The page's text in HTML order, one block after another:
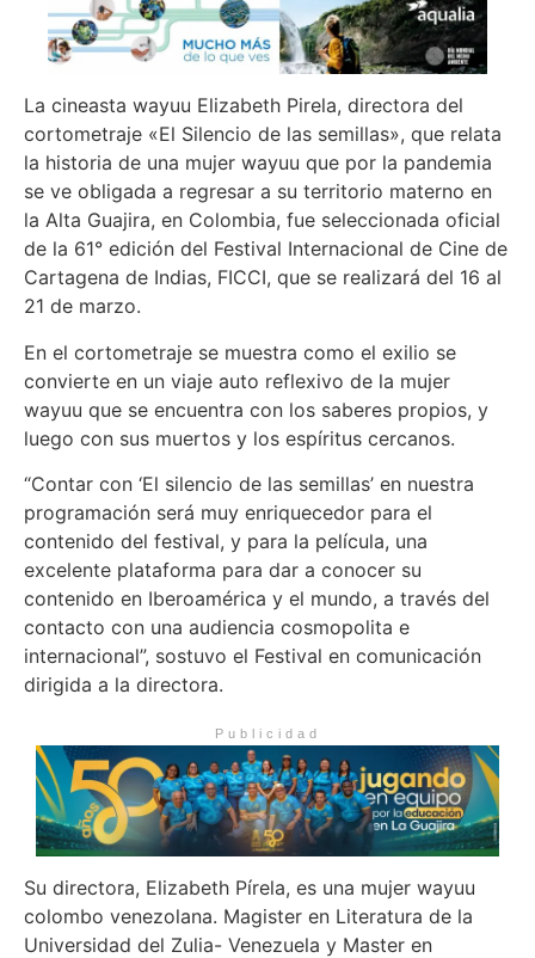
La cineasta wayuu Elizabeth Pirela, directora del
cortometraje «El Silencio de las semillas», que relata
la historia de una mujer wayuu que por la pandemia
se ve obligada a regresar a su territorio materno en
la Alta Guajira, en Colombia, fue seleccionada oficial
de la 61° edición del Festival Internacional de Cine de
Cartagena de Indias, FICCI, que se realizará del 16 al
21 de marzo.
En el cortometraje se muestra como el exilio se
convierte en un viaje auto reflexivo de la mujer
wayuu que se encuentra con los saberes propios, y
luego con sus muertos y los espíritus cercanos.
“Contar con ‘El silencio de las semillas’ en nuestra
programación será muy enriquecedor para el
contenido del festival, y para la película, una
excelente plataforma para dar a conocer su
contenido en Iberoamérica y el mundo, a través del
contacto con una audiencia cosmopolita e
internacional”, sostuvo el Festival en comunicación
dirigida a la directora.
Publicidad
Su directora, Elizabeth Pírela, es una mujer wayuu
colombo venezolana. Magister en Literatura de la
Universidad del Zulia- Venezuela y Master en